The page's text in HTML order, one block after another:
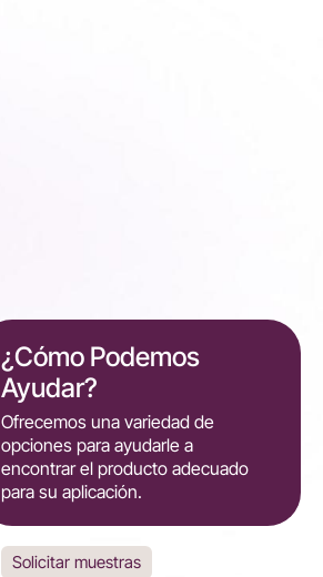
¿Cómo Podemos
Ayudar?
Ofrecemos una variedad de
opciones para ayudarle a
encontrar el producto adecuado
para su aplicación.
Solicitar muestras